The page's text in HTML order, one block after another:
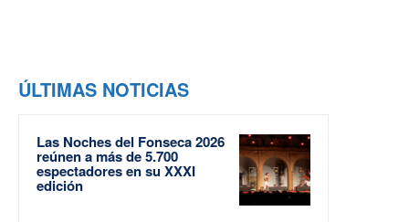
ÚLTIMAS NOTICIAS
Las Noches del Fonseca 2026
reúnen a más de 5.700
espectadores en su XXXI
edición